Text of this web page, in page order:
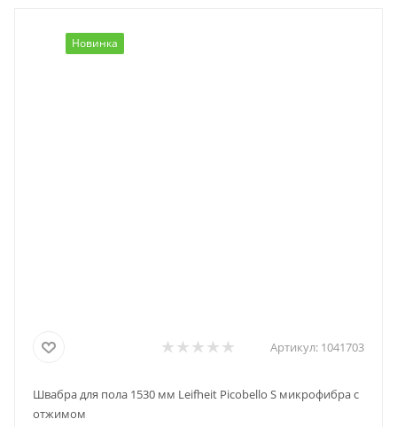
Новинка
Артикул: 1041703
Швабра для пола 1530 мм Leifheit Picobello S микрофибра с
отжимом